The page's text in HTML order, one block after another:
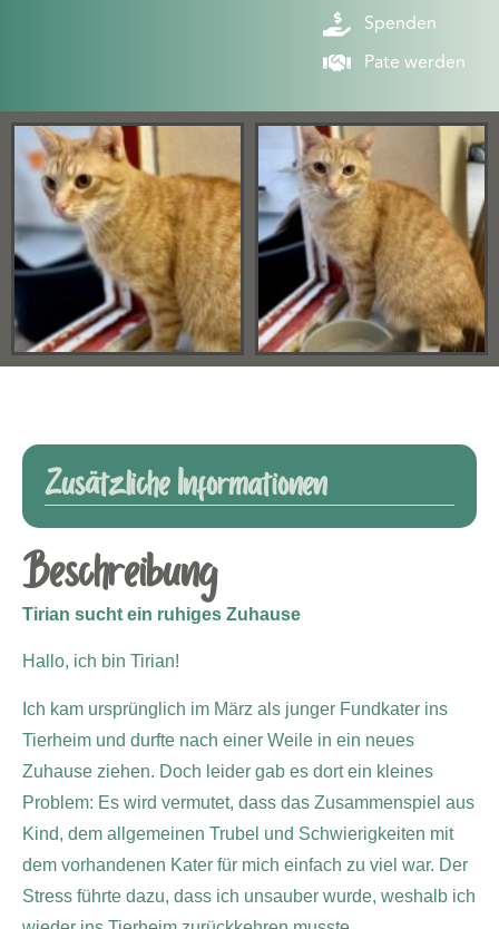
Spenden
Pate werden
Zusätzliche Informationen
Beschreibung
Tirian sucht ein ruhiges Zuhause
Hallo, ich bin Tirian!
Ich kam ursprünglich im März als junger Fundkater ins
Tierheim und durfte nach einer Weile in ein neues
Zuhause ziehen. Doch leider gab es dort ein kleines
Problem: Es wird vermutet, dass das Zusammenspiel aus
Kind, dem allgemeinen Trubel und Schwierigkeiten mit
dem vorhandenen Kater für mich einfach zu viel war. Der
Stress führte dazu, dass ich unsauber wurde, weshalb ich